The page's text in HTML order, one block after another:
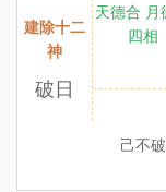
建除十二
神
破日
天德合 月
四相
己不